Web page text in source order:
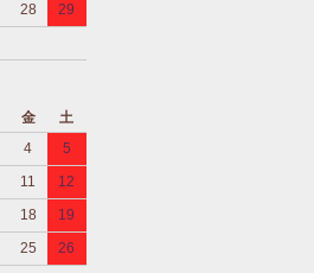
28
29
金
土
4
5
11
12
18
19
25 26